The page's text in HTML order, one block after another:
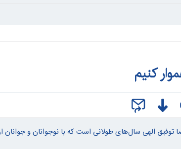
کنیم
الهی سال‌های طولانی است که با نوجوانان و جوانان